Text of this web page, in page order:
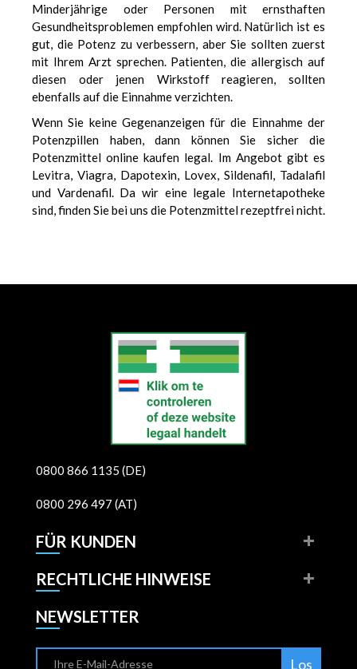
Minderjährige oder Personen mit ernsthaften
Gesundheitsproblemen empfohlen wird. Natürlich ist es
gut, die Potenz zu verbessern, aber Sie sollten zuerst
mit Ihrem Arzt sprechen. Patienten, die allergisch auf
diesen oder jenen Wirkstoff reagieren, sollten
ebenfalls auf die Einnahme verzichten.
Wenn Sie keine Gegenanzeigen für die Einnahme der
Potenzpillen haben, dann können Sie sicher die
Potenzmittel online kaufen legal. Im Angebot gibt es
Levitra, Viagra, Dapotexin, Lovex, Sildenafil, Tadalafil
und Vardenafil. Da wir eine legale Internetapotheke
sind, finden Sie bei uns die Potenzmittel rezeptfrei nicht.
0800 866 1135 (DE)
0800 296 497 (AT)
FÜR KUNDEN
RECHTLICHE HINWEISE
NEWSLETTER
Los